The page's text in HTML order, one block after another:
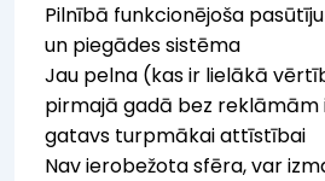
Pilnībā funkcionējoša
un piegādes sistēma
Jau pelna (kas ir lielākā
pirmajā gadā bez reklāmām
gatavs turpmākai attīstībai
Nav ierobežota sfēra, var